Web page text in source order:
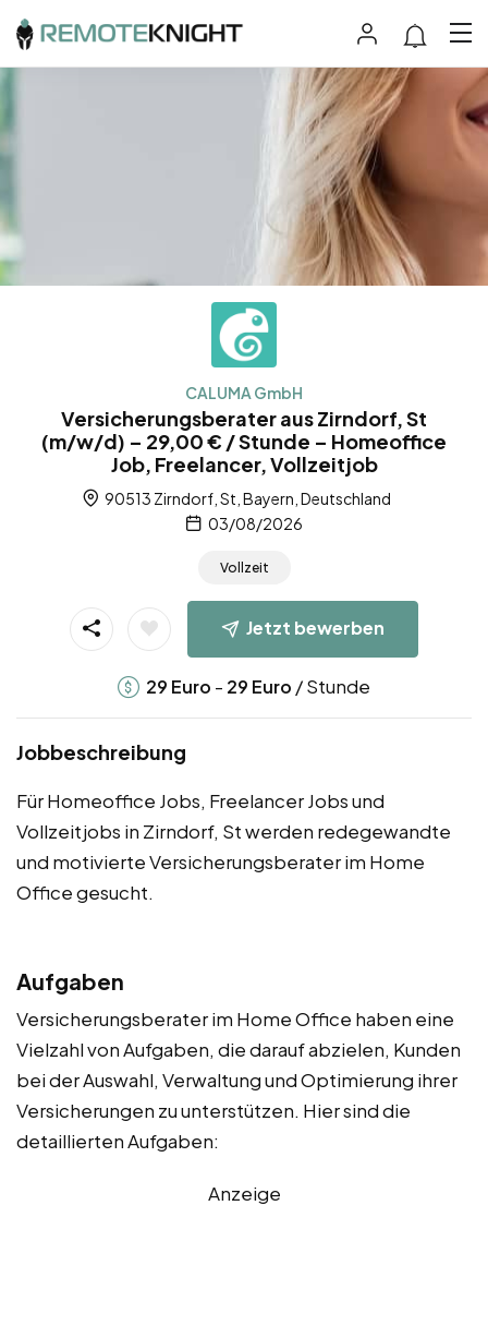
CALUMA GmbH
Versicherungsberater aus Zirndorf, St
(m/w/d) – 29,00 € / Stunde – Homeoffice
Job, Freelancer, Vollzeitjob
90513 Zirndorf, St, Bayern, Deutschland
03/08/2026
Vollzeit
Jetzt bewerben
29 Euro - 29 Euro / Stunde
Jobbeschreibung
Für Homeoffice Jobs, Freelancer Jobs und
Vollzeitjobs in Zirndorf, St werden redegewandte
und motivierte Versicherungsberater im Home
Office gesucht.
Aufgaben
Versicherungsberater im Home Office haben eine
Vielzahl von Aufgaben, die darauf abzielen, Kunden
bei der Auswahl, Verwaltung und Optimierung ihrer
Versicherungen zu unterstützen. Hier sind die
detaillierten Aufgaben:
Anzeige